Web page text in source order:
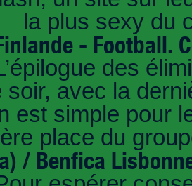
la plus sexy du
- Football.
des
soir, avec la
est simple pour
place du
/ Benfica